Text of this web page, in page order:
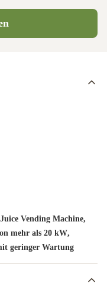
Vending Machine,
mehr als 20 kW,
geringer Wartung